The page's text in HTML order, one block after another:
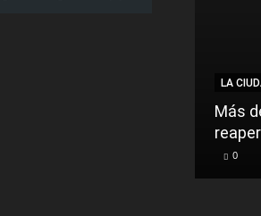
LA
Más
0